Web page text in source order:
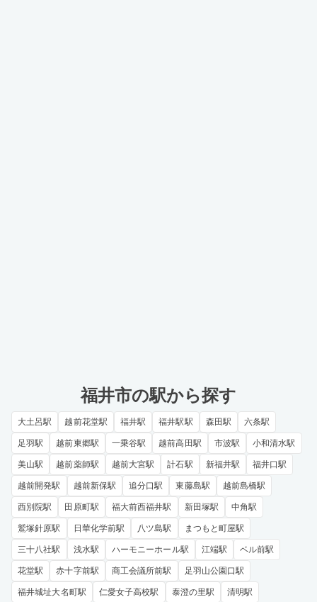
福井市の駅から探す
大土呂駅 越前花堂駅 福井駅 福井駅駅 森田駅 六条駅
足羽駅 越前東郷駅 一乗谷駅 越前高田駅 市波駅 小和清水駅
美山駅 越前薬師駅 越前大宮駅 計石駅 新福井駅 福井口駅
越前開発駅 越前新保駅 追分口駅 東藤島駅 越前島橋駅
西別院駅 田原町駅 福大前西福井駅 新田塚駅 中角駅
鷲塚針原駅 日華化学前駅 八ツ島駅 まつもと町屋駅
三十八社駅 浅水駅 ハーモニーホール駅 江端駅 ベル前駅
花堂駅 赤十字前駅 商工会議所前駅 足羽山公園口駅
福井城址大名町駅 仁愛女子高校駅 泰澄の里駅 清明駅